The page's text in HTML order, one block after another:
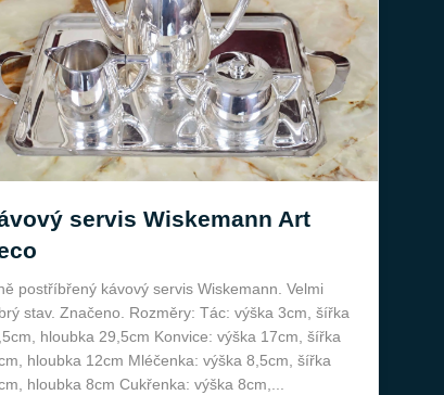
servis Wiskemann Art
postříbřený kávový servis Wiskemann. Velmi
stav. Značeno. Rozměry: Tác: výška 3cm, šířka
hloubka 29,5cm Konvice: výška 17cm, šířka
hloubka 12cm Mléčenka: výška 8,5cm, šířka
hloubka 8cm Cukřenka: výška 8cm,...